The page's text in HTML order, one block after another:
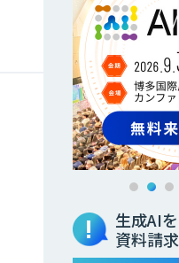
生成AIを
資料請求